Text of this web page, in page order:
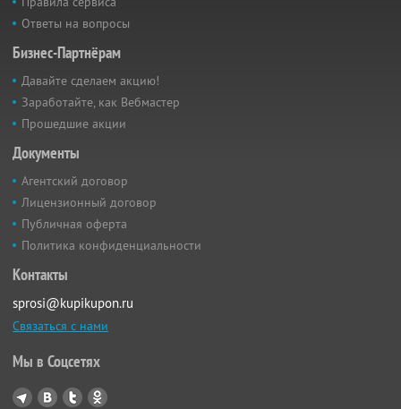
Ответы на вопросы
Бизнес-Партнёрам
Давайте сделаем акцию!
Заработайте, как Вебмастер
Прошедшие акции
Документы
Агентский договор
Лицензионный договор
Публичная оферта
Политика конфиденциальности
Контакты
sprosi@kupikupon.ru
Связаться с нами
Мы в Соцсетях